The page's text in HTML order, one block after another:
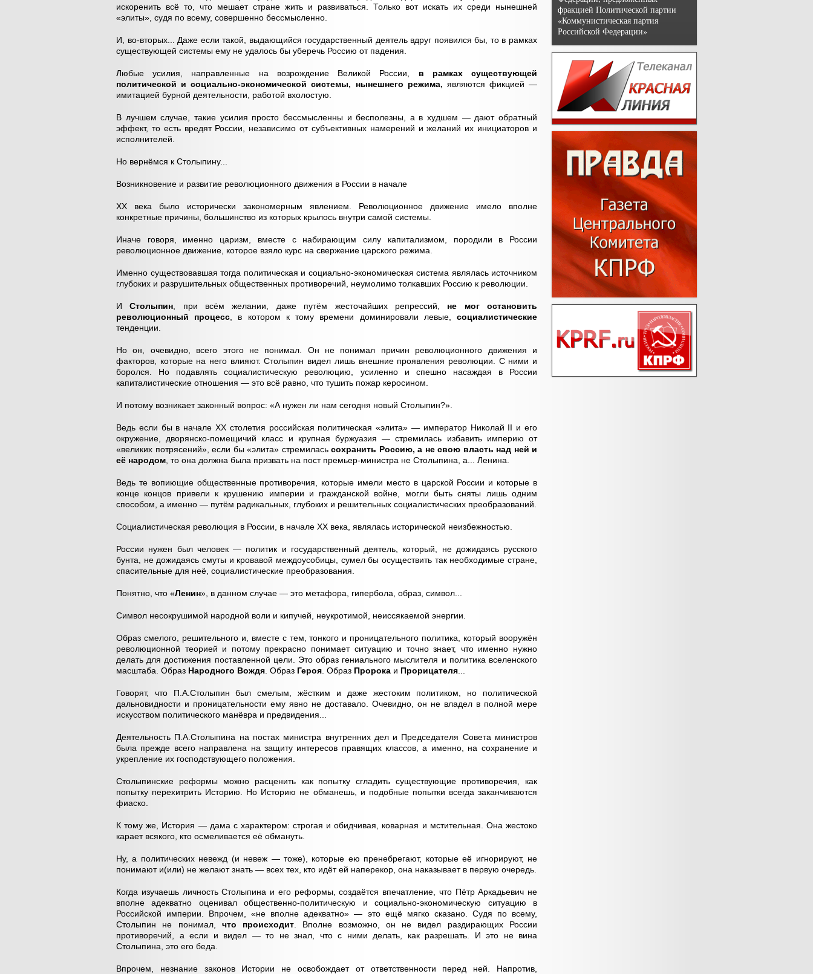
искоренить всё то, что мешает стране жить и развиваться. Только вот искать их среди нынешней
«элиты», судя по всему, совершенно бессмысленно.
И, во-вторых... Даже если такой, выдающийся государственный деятель вдруг появился бы, то в рамках
существующей системы ему не удалось бы уберечь Россию от падения.
Любые усилия, направленные на возрождение Великой России, в рамках существующей
политической и социально-экономической системы, нынешнего режима, являются фикцией —
имитацией бурной деятельности, работой вхолостую.
В лучшем случае, такие усилия просто бессмысленны и бесполезны, а в худшем — дают обратный
эффект, то есть вредят России, независимо от субъективных намерений и желаний их инициаторов и
исполнителей.
Но вернёмся к Столыпину...
Возникновение и развитие революционного движения в России в начале
ХХ века было исторически закономерным явлением. Революционное движение имело вполне
конкретные причины, большинство из которых крылось внутри самой системы.
Иначе говоря, именно царизм, вместе с набирающим силу капитализмом, породили в России
революционное движение, которое взяло курс на свержение царского режима.
Именно существовавшая тогда политическая и социально-экономическая система являлась источником
глубоких и разрушительных общественных противоречий, неумолимо толкавших Россию к революции.
ИСтолыпин , при всём желании, даже путём жесточайших репрессий, не мог остановить
революционный процесс , в котором к тому времени доминировали левые,социалистические
тенденции.
Но он, очевидно, всего этого не понимал. Он не понимал причин революционного движения и
факторов, которые на него влияют. Столыпин видел лишь внешние проявления революции. С ними и
боролся. Но подавлять социалистическую революцию, усиленно и спешно насаждая в России
капиталистические отношения — это всё равно, что тушить пожар керосином.
И потому возникает законный вопрос: «А нужен ли нам сегодня новый Столыпин?».
Ведь если бы в начале ХХ столетия российская политическая «элита» — император Николай II и его
окружение, дворянско-помещичий класс и крупная буржуазия — стремилась избавить империю от
«великих потрясений», если бы «элита» стремилась сохранить Россию, а не свою власть над ней и
её народом , то она должна была призвать на пост премьер-министра не Столыпина, а... Ленина.
Ведь те вопиющие общественные противоречия, которые имели место в царской России и которые в
конце концов привели к крушению империи и гражданской войне, могли быть сняты лишь одним
способом, а именно — путём радикальных, глубоких и решительных социалистических преобразований.
Социалистическая революция в России, в начале ХХ века, являлась исторической неизбежностью.
России нужен был человек — политик и государственный деятель, который, не дожидаясь русского
бунта, не дожидаясь смуты и кровавой междоусобицы, сумел бы осуществить так необходимые стране,
спасительные для неё, социалистические преобразования.
Понятно, что «Ленин», в данном случае — это метафора, гипербола, образ, символ...
Символ несокрушимой народной воли и кипучей, неукротимой, неиссякаемой энергии.
Образ смелого, решительного и, вместе с тем, тонкого и проницательного политика, который вооружён
революционной теорией и потому прекрасно понимает ситуацию и точно знает, что именно нужно
делать для достижения поставленной цели. Это образ гениального мыслителя и политика вселенского
масштаба. Образ Народного Вождя . Образ Героя . Образ Пророка и Прорицателя
Говорят, что П.А.Столыпин был смелым, жёстким и даже жестоким политиком, но политической
дальновидности и проницательности ему явно не доставало. Очевидно, он не владел в полной мере
искусством политического манёвра и предвидения...
Деятельность П.А.Столыпина на постах министра внутренних дел и Председателя Совета министров
была прежде всего направлена на защиту интересов правящих классов, а именно, на сохранение и
укрепление их господствующего положения.
Столыпинские реформы можно расценить как попытку сгладить существующие противоречия, как
попытку перехитрить Историю. Но Историю не обманешь, и подобные попытки всегда заканчиваются
фиаско.
К тому же, История — дама с характером: строгая и обидчивая, коварная и мстительная. Она жестоко
карает всякого, кто осмеливается её обмануть.
Ну, а политических невежд (и невеж — тоже), которые ею пренебрегают, которые её игнорируют, не
понимают и(или) не желают знать — всех тех, кто идёт ей наперекор, она наказывает в первую очередь.
Когда изучаешь личность Столыпина и его реформы, создаётся впечатление, что Пётр Аркадьевич не
вполне адекватно оценивал общественно-политическую и социально-экономическую ситуацию в
Российской империи. Впрочем, «не вполне адекватно» — это ещё мягко сказано. Судя по всему,
Столыпин не понимал, что происходит . Вполне возможно, он не видел раздирающих России
противоречий, а если и видел — то не знал, что с ними делать, как разрешать. И это не вина
Столыпина, это его беда.
Впрочем, незнание законов Истории не освобождает от ответственности перед ней. Напротив,
фракцией Политической партии
«Коммунистическая партия
Российской Федерации»